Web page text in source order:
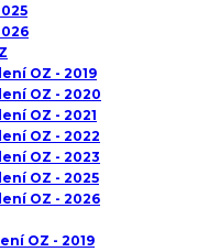
OZ - 2019
OZ - 2020
OZ - 2021
OZ - 2022
OZ - 2023
OZ - 2025
OZ - 2026
OZ - 2019